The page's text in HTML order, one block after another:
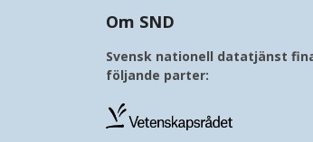
Om SND
Svensk nationell datatjänst
följande parter: